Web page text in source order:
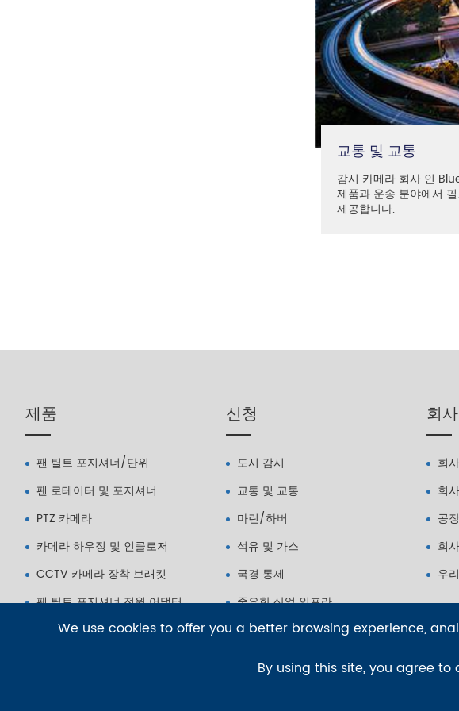
교통 및 교통
감시 카메라 회사 인
제품과 운송 분야에서
제공합니다.
제품
팬 틸트 포지셔너/단위
팬 로테이터 및 포지셔너
PTZ 카메라
카메라 하우징 및 인클로저
CCTV 카메라 장착 브래킷
팬 틸트 포지셔너 전원 어댑터
신청
도시 감시
교통 및 교통
마린/하버
석유 및 가스
국경 통제
중요한 산업 인프라
회사
회
회
공
회
우
We use cookies to offer you a better browsing experience,
By using this site, you agree to